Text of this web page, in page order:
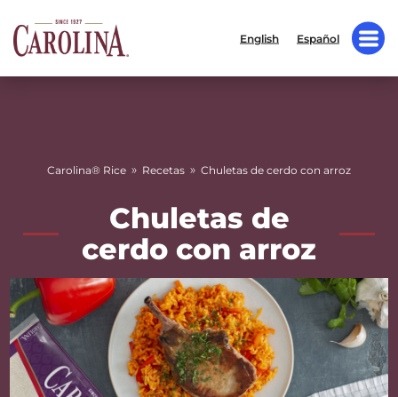
English Español
Carolina® Rice » Recetas » Chuletas de cerdo con arroz
Chuletas de
cerdo con arroz